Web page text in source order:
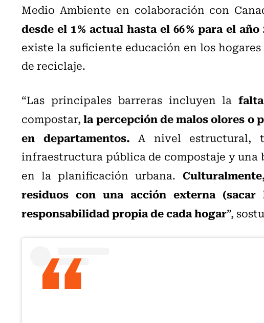
Medio Ambiente en colaboración con
desde el 1 % actual hasta el 66 % para el año
existe la suficiente educación en los
de reciclaje.
“Las principales barreras incluyen la
compostar,la percepción de malos olores o
en departamentos. A nivel estructural,
infraestructura pública de compostaje y
en la planificación urbana.
residuos con una acción externa
responsabilidad propia de cada hogar”,